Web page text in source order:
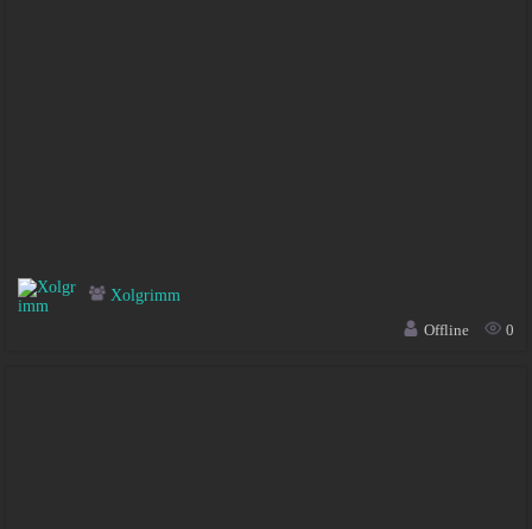
Xolgrimm
Offline
0